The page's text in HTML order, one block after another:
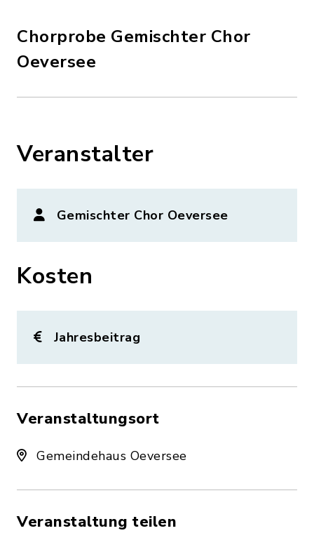
Chorprobe Gemischter Chor
Oeversee
Veranstalter
Gemischter Chor Oeversee
Kosten
Jahresbeitrag
Veranstaltungsort
Gemeindehaus Oeversee
Veranstaltung teilen